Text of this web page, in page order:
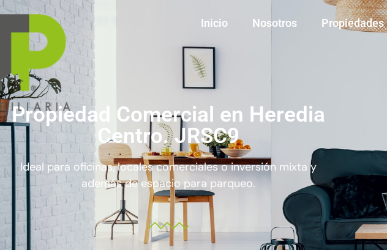
Inicio Nosotros Propiedades
Propiedad Comercial en Heredia
Centro. JRSC9
Ideal para oficinas, locales comerciales o inversión mixta y
además de espacio para parqueo.